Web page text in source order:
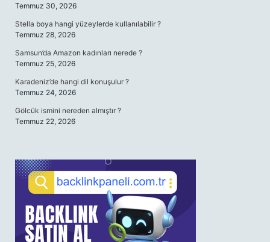
Temmuz 30, 2026
Stella boya hangi yüzeylerde kullanılabilir ?
Temmuz 28, 2026
Samsun’da Amazon kadınları nerede ?
Temmuz 25, 2026
Karadeniz’de hangi dil konuşulur ?
Temmuz 24, 2026
Gölcük ismini nereden almıştır ?
Temmuz 22, 2026